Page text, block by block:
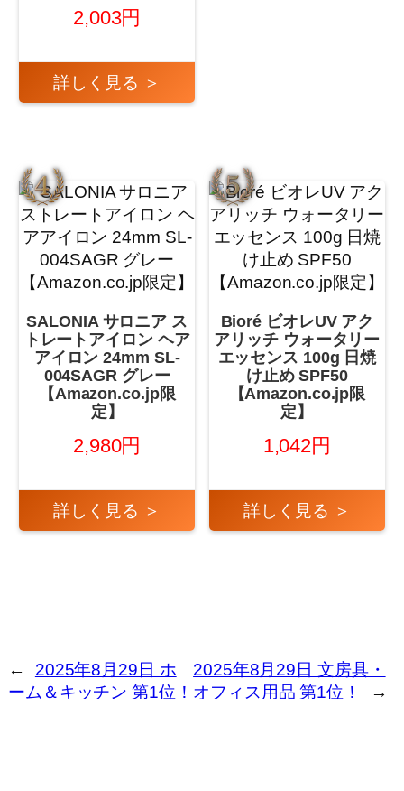
2,003円
詳しく見る ＞
SALONIA サロニア ス
トレートアイロン ヘア
アイロン 24mm SL-
004SAGR グレー
【Amazon.co.jp限
定】
2,980円
詳しく見る ＞
Bioré ビオレUV アク
アリッチ ウォータリー
エッセンス 100g 日焼
け止め SPF50
【Amazon.co.jp限
定】
1,042円
詳しく見る ＞
←
2025年8月29日 ホ
ーム＆キッチン 第1位！
2025年8月29日 文房具・
オフィス用品 第1位！
→